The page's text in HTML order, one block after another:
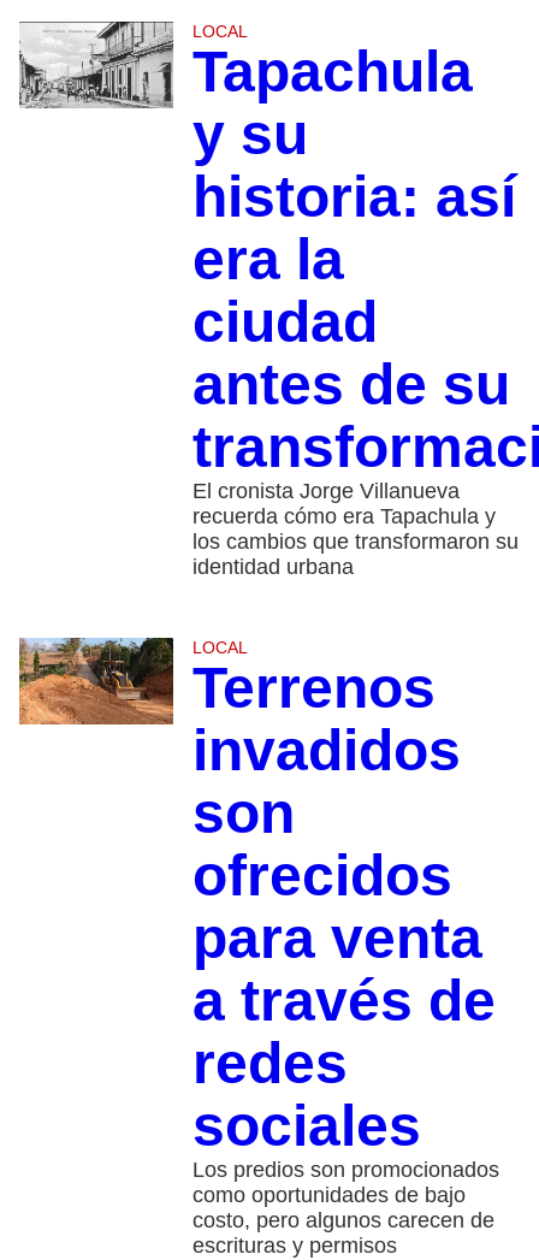
LOCAL
Tapachula
y su
historia: así
era la
ciudad
antes de su
El cronista Jorge Villanueva
recuerda cómo era Tapachula y
los cambios que transformaron su
identidad urbana
LOCAL
Terrenos
invadidos
son
ofrecidos
para venta
a través de
redes
sociales
Los predios son promocionados
como oportunidades de bajo
costo, pero algunos carecen de
escrituras y permisos